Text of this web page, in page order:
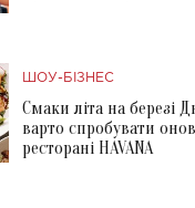
ШОУ-БІЗНЕС
Смаки літа на березі
варто спробувати
ресторані HAVANA